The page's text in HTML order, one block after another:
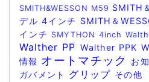
SMITH&WESSON M59 SMITH
デル 4インチ SMITH＆
インチ SMYTHON 4inch
Walther PP Walther PPK
情報 オートマチック お
ガバメント グリップ その他